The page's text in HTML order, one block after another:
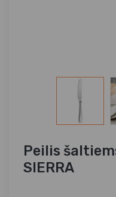
Peilis
SIERRA